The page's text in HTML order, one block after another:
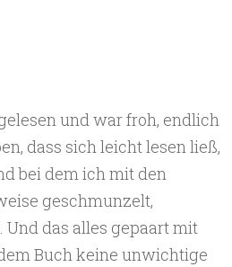
und war froh, endlich
dass sich leicht lesen ließ,
bei dem ich mit den
geschmunzelt,
das alles gepaart mit
Buch keine unwichtige